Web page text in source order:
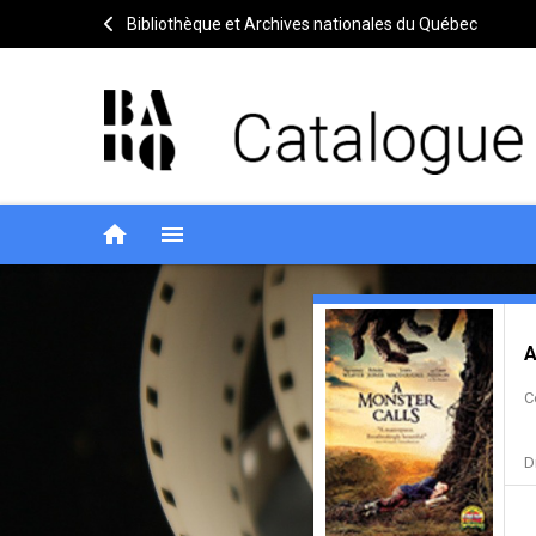
Bibliothèque et Archives nationales du Québec
home menu
A
monster
calls
=
Quelques
Notice
header